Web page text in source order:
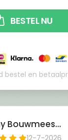
BESTEL NU
bestel en